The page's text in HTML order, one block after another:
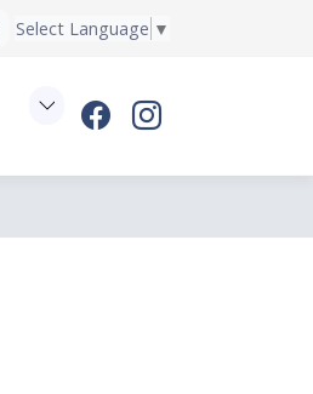
Select Language ▼